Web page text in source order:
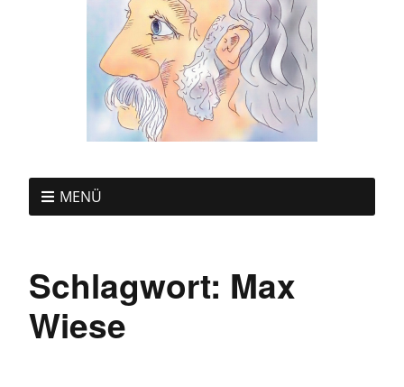
MENÜ
Schlagwort: Max
Wiese